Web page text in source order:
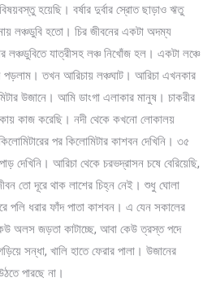
হয়েছি। বর্ষার দুর্বার স্রোত ছাড়াও ঋতু
লঞ্চডুবি হতো। চির জীবনের একটা অদম্য
যাত্রীসহ লঞ্চ নিখোঁজ হল। একটা লঞ্চে
পড়লাম। তখন আরিচায় লঞ্চঘাট। আরিচা এখনকার
উজানে। আমি ডাংগা এলাকার মানুষ। চাকরীর
কাজ করেছি। নদী থেকে কখনো লোকালয়
পর কিলোমিটার কাশবন দেখিনি। ৩৫
দেখিনি। আরিচা থেকে চরভদ্রাসন চষে বেরিয়েছি,
তো দূরে থাক লাশের চিহ্ন নেই। শুধু ঘোলা
পলি ধরার ফাঁদ পাতা কাশবন। এ যেন সকালের
অলস জড়তা কাটাচ্ছে, আবা কেউ ত্রস্ত পদে
সন্ধা, খালি হাতে ফেরার পালা। উজানের
পারছে না।